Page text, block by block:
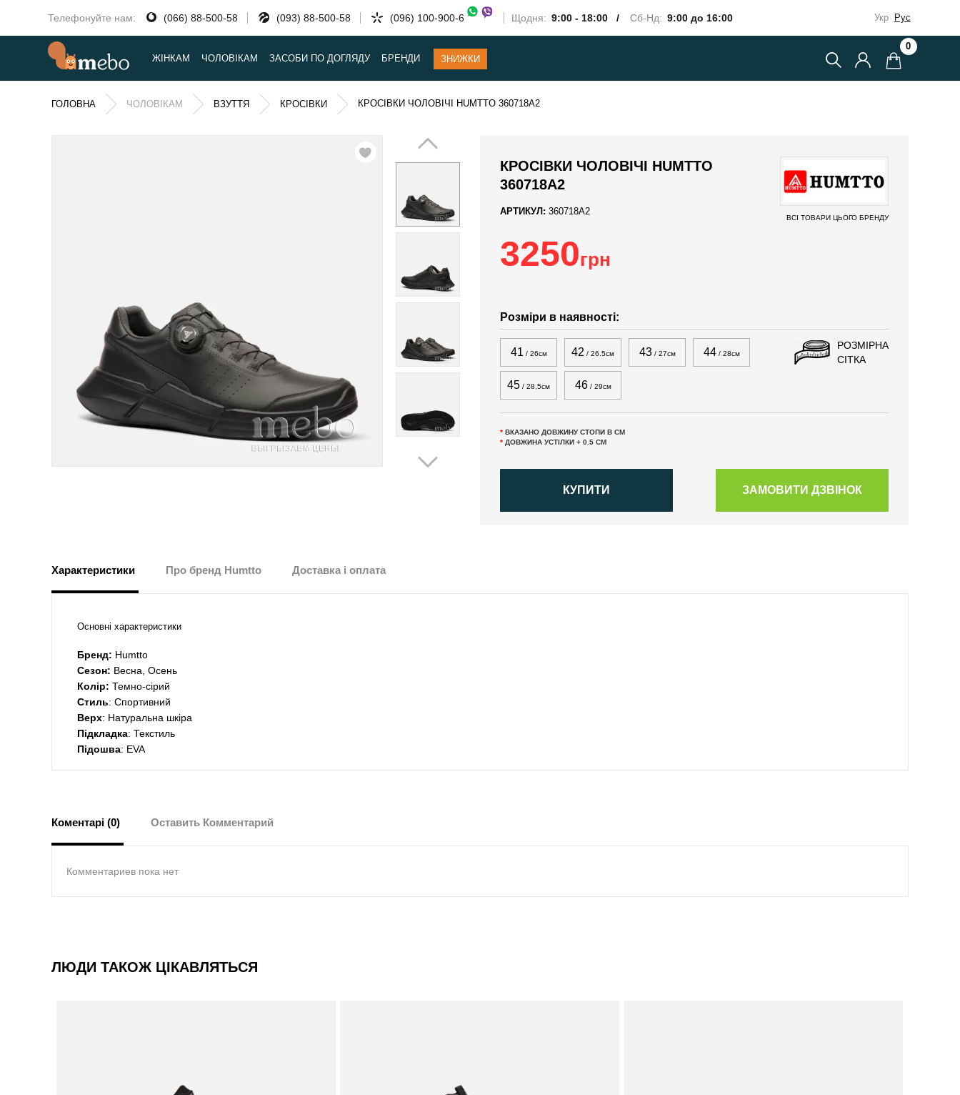
Телефонуйте нам: (066) 88-500-58 (093) 88-500-58 (096) 100-900-6 Щодня: 9:00 - 18:00 / Сб-Нд: 9:00 до 16:00 Укр Рус
ЖІНКАМ ЧОЛОВІКАМ ЗАСОБИ ПО ДОГЛЯДУ БРЕНДИ ЗНИЖКИ
0
ГОЛОВНА ЧОЛОВІКАМ ВЗУТТЯ КРОСІВКИ КРОСІВКИ ЧОЛОВІЧІ HUMTTO 360718A2
КРОСІВКИ ЧОЛОВІЧІ HUMTTO
360718A2
АРТИКУЛ: 360718A2
ВСІ ТОВАРИ ЦЬОГО БРЕНДУ
3250грн
Розміри в наявності:
41 / 26см 42 / 26.5см 43/ 27см 44/ 28см
45 / 28,5см 46/ 29см
РОЗМІРНА
СІТКА
* ВКАЗАНО ДОВЖИНУ СТОПИ В СМ
* ДОВЖИНА УСТІЛКИ + 0.5 СМ
КУПИТИ
Характеристики Про бренд Humtto Доставка і оплата
Основні характеристики
Бренд: Humtto
Сезон: Весна, Осень
Колір: Темно-сірий
Стиль: Спортивний
Верх: Натуральна шкіра
Підкладка: Текстиль
Підошва: EVA
Коментарі (0) Оставить Комментарий
Комментариев пока нет
ЛЮДИ ТАКОЖ ЦІКАВЛЯТЬСЯ